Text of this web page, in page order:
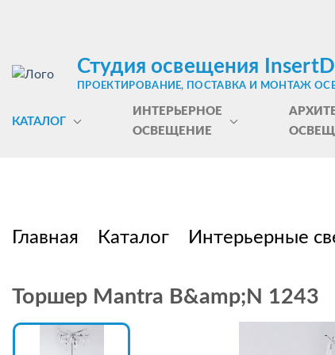
Студия освещения
ПРОЕКТИРОВАНИЕ, ПОСТАВКА И МОНТАЖ
КАТАЛОГ
ИНТЕРЬЕРНОЕ
ОСВЕЩЕНИЕ
Главная Каталог Интерьерные
Торшер Mantra B&amp;N 1243